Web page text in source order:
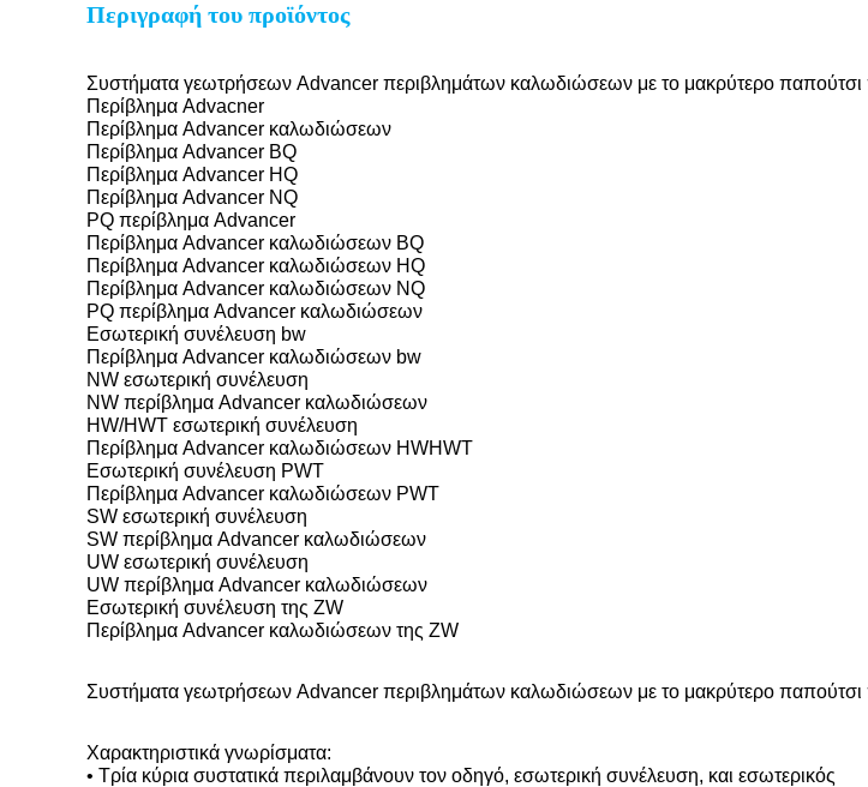
Περιγραφή του προϊόντος
Συστήματα γεωτρήσεων Advancer περιβλημάτων καλωδιώσεων με το μακρύτερο παπούτσι
Περίβλημα Advacner
Περίβλημα Advancer καλωδιώσεων
Περίβλημα Advancer BQ
Περίβλημα Advancer HQ
Περίβλημα Advancer NQ
PQ περίβλημα Advancer
Περίβλημα Advancer καλωδιώσεων BQ
Περίβλημα Advancer καλωδιώσεων HQ
Περίβλημα Advancer καλωδιώσεων NQ
PQ περίβλημα Advancer καλωδιώσεων
Εσωτερική συνέλευση bw
Περίβλημα Advancer καλωδιώσεων bw
NW εσωτερική συνέλευση
NW περίβλημα Advancer καλωδιώσεων
HW/HWT εσωτερική συνέλευση
Περίβλημα Advancer καλωδιώσεων HWHWT
Εσωτερική συνέλευση PWT
Περίβλημα Advancer καλωδιώσεων PWT
SW εσωτερική συνέλευση
SW περίβλημα Advancer καλωδιώσεων
UW εσωτερική συνέλευση
UW περίβλημα Advancer καλωδιώσεων
Εσωτερική συνέλευση της ZW
Περίβλημα Advancer καλωδιώσεων της ZW
Συστήματα γεωτρήσεων Advancer περιβλημάτων καλωδιώσεων με το μακρύτερο παπούτσι
Χαρακτηριστικά γνωρίσματα:
• Τρία κύρια συστατικά περιλαμβάνουν τον οδηγό, εσωτερική συνέλευση, και εσωτερικός